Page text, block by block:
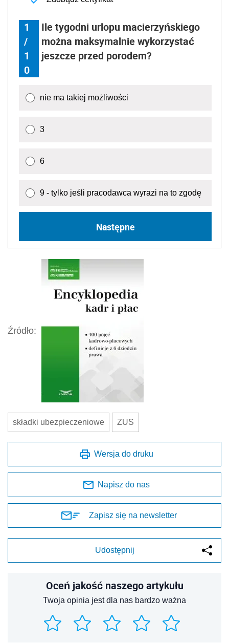
1
/
1
0
Ile tygodni urlopu macierzyńskiego
można maksymalnie wykorzystać
jeszcze przed porodem?
nie ma takiej możliwości
3
6
9 - tylko jeśli pracodawca wyrazi na to zgodę
Następne
Źródło:
składki ubezpieczeniowe ZUS
Wersja do druku
Napisz do nas
Zapisz się na newsletter
Udostępnij
Oceń jakość naszego artykułu
Twoja opinia jest dla nas bardzo ważna